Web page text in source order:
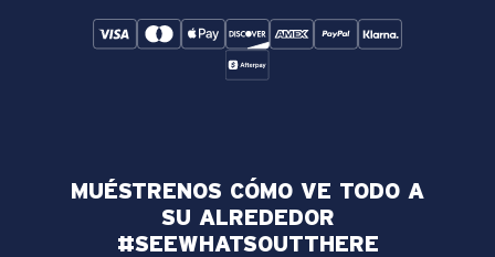
MUÉSTRENOS CÓMO VE TODO A
SU ALREDEDOR
#SEEWHATSOUTTHERE